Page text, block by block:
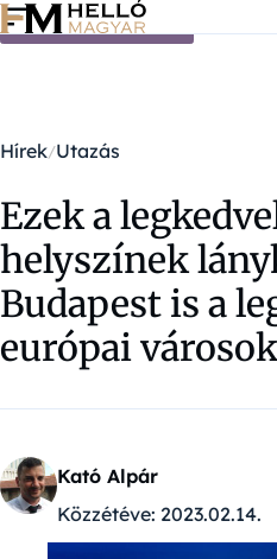
Ugrás a tartalomra
Hírek Utazás
Ezek a
helyszínek
Budapest is a
európai
Kató Alpár
Közzétéve: 2023.02.14.